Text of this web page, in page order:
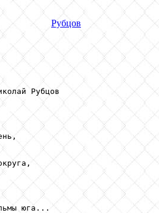
Рубцов
Рубцов
юга...